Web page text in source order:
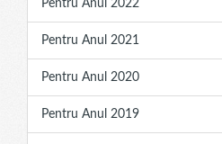
Pentru Anul 2022
Pentru Anul 2021
Pentru Anul 2020
Pentru Anul 2019